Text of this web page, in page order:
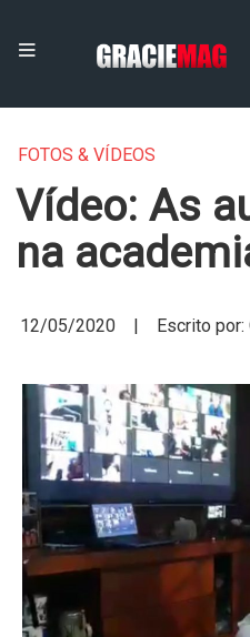
FOTOS & VÍDEOS
Vídeo: As
na
12/05/2020 | Escrito por: